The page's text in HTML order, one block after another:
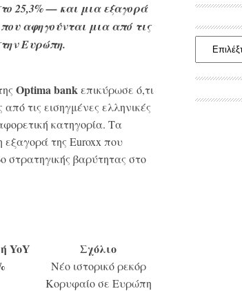
25,3% — και μια εξαγορά
αφηγούνται μια από τις
Ευρώπη.
Optima bankεπικύρωσε ό,τι
τις εισηγμένες ελληνικές
κατηγορία. Τα
της Euroxx που
στρατηγικής βαρύτητας στο
YoY Σχόλιο
Νέο ιστορικό ρεκόρ
Κορυφαίο σε Ευρώπη